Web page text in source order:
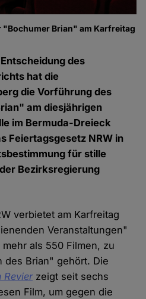
"Bochumer Brian" am Karfreitag
des
hat die
die Vorführung des
am diesjährigen
im Bermuda-Dreieck
Feiertagsgesetz NRW in
für stille
Bezirksregierung
verbietet am Karfreitag
Veranstaltungen"
als 550 Filmen, zu
des Brian" gehört. Die
Revierzeigt seit sechs
Film, um gegen die